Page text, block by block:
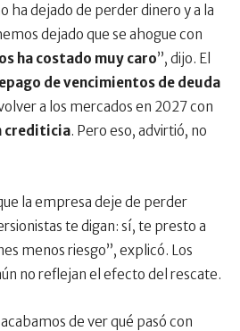
ha dejado de perder dinero y a la
dejado que se ahogue con
ha costado muy caro”, dijo. El
de vencimientos de deuda
a los mercados en 2027 con
crediticia. Pero eso, advirtió, no
la empresa deje de perder
te digan: sí, te presto a
menos riesgo”, explicó. Los
no reflejan el efecto del rescate.
de ver qué pasó con